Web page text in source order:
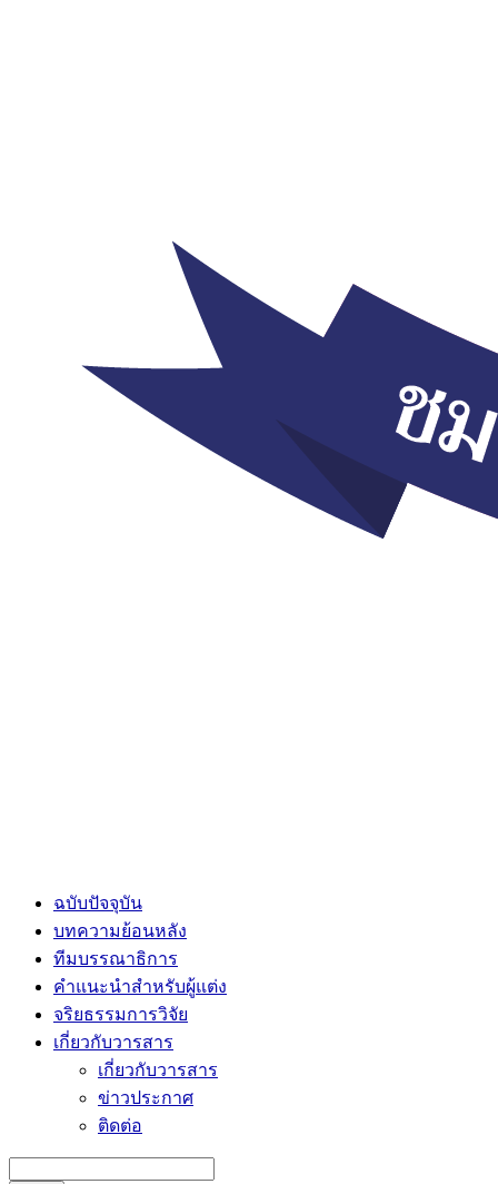
ฉบับปัจจุบัน
บทความย้อนหลัง
ทีมบรรณาธิการ
คำแนะนำสำหรับผู้แต่ง
จริยธรรมการวิจัย
เกี่ยวกับวารสาร
เกี่ยวกับวารสาร
ข่าวประกาศ
ติดต่อ